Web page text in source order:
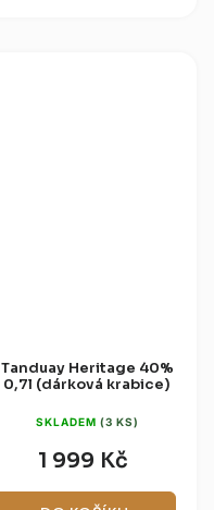
Tanduay Heritage 40%
0,7l (dárková krabice)
SKLADEM (3 KS)
1 999 Kč